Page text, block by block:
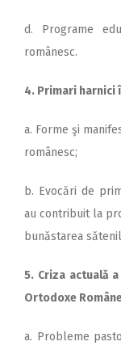
d. Programe
românesc.
4. Primari harnici
a. Forme şi
românesc;
b. Evocări de
au contribuit la
bunăstarea
5. Criza actuală
Ortodoxe
a. Probleme